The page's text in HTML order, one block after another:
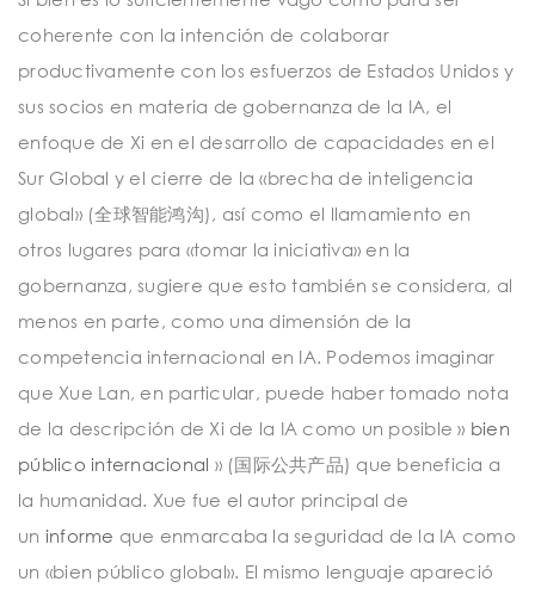
coherente con la intención de colaborar
productivamente con los esfuerzos de Estados Unidos y
sus socios en materia de gobernanza de la IA, el
enfoque de Xi en el desarrollo de capacidades en el
Sur Global y el cierre de la «brecha de inteligencia
global» (全球智能鸿沟), así como el llamamiento en
otros lugares para «tomar la iniciativa» en la
gobernanza, sugiere que esto también se considera, al
menos en parte, como una dimensión de la
competencia internacional en IA. Podemos imaginar
que Xue Lan, en particular, puede haber tomado nota
de la descripción de Xi de la IA como un posible » bien
público internacional » (国际公共产品) que beneficia a
la humanidad. Xue fue el autor principal de
un informe que enmarcaba la seguridad de la IA como
un «bien público global». El mismo lenguaje apareció